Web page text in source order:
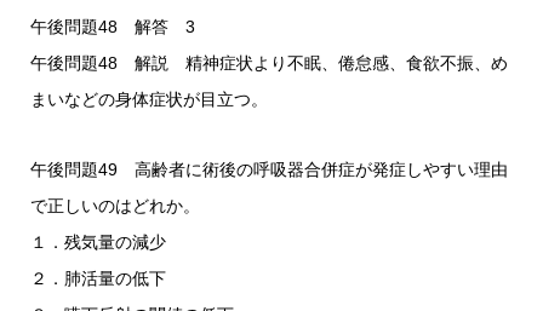
午後問題48 解答 3
午後問題48 解説 精神症状より不眠、倦怠感、食欲不振、め
まいなどの身体症状が目立つ。
午後問題49 高齢者に術後の呼吸器合併症が発症しやすい理由
で正しいのはどれか。
１．残気量の減少
２．肺活量の低下